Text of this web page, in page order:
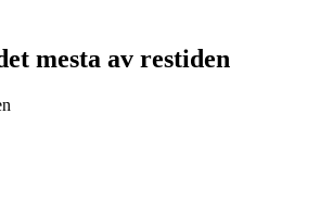
mesta av restiden